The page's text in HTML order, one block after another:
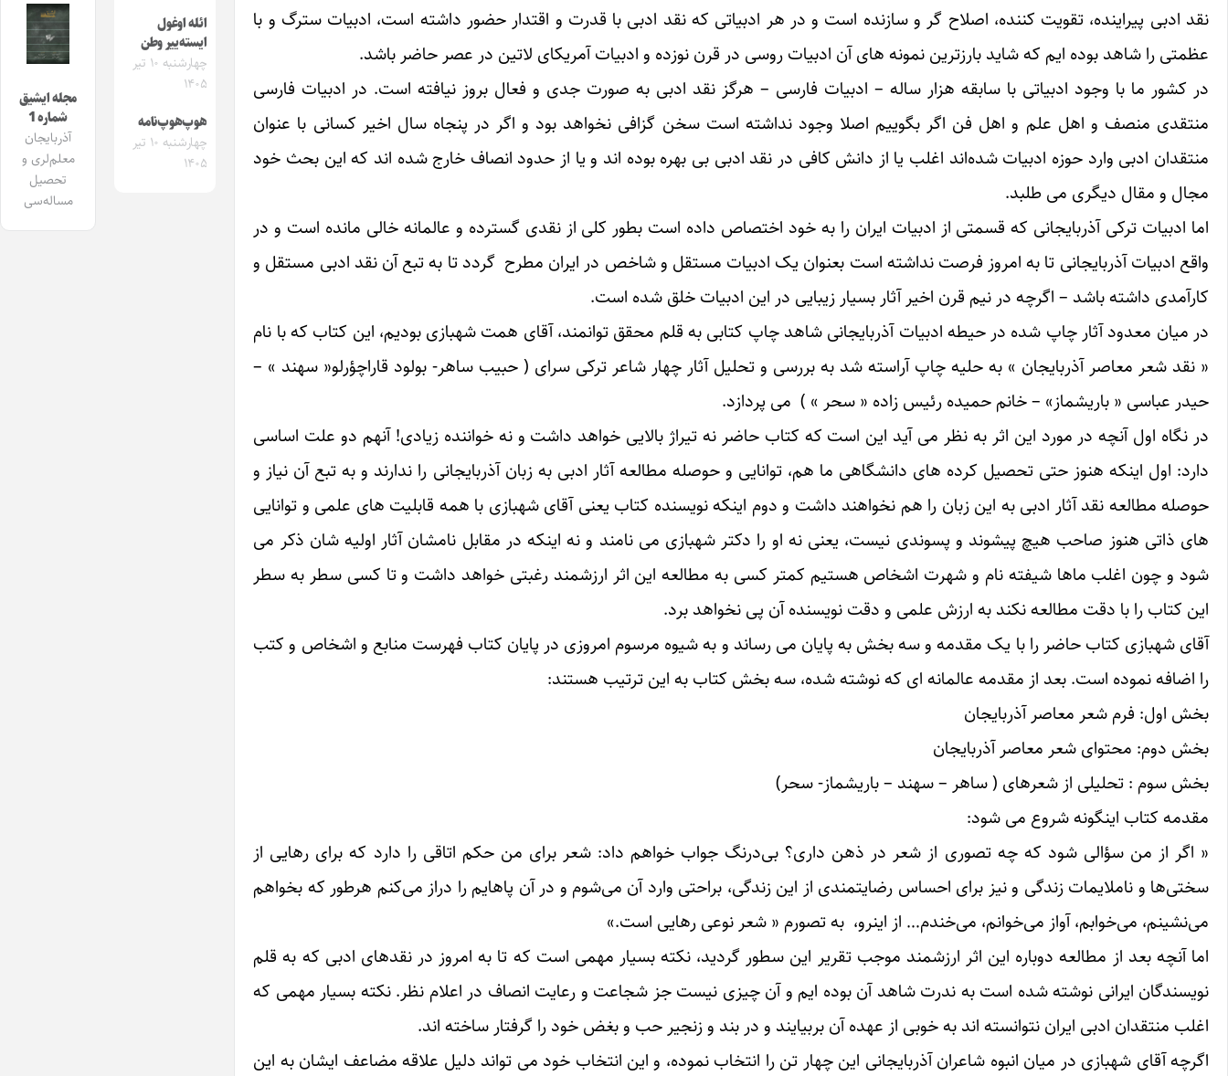
نقد ادبی پیراینده، تقویت کننده، اصلاح گر و سازنده است و در هر ادبیاتی که نقد ادبی با قدرت و اقتدار حضور داشته است، ادبیات سترگ و با
عظمتی را شاهد بوده ایم که شاید بارزترین نمونه های آن ادبیات روسی در قرن نوزده و ادبیات آمریکای لاتین در عصر حاضر باشد.
در کشور ما با وجود ادبیاتی با سابقه هزار ساله – ادبیات فارسی – هرگز نقد ادبی به صورت جدی و فعال بروز نیافته است. در ادبیات فارسی
منتقدی منصف و اهل علم و اهل فن اگر بگوییم اصلا وجود نداشته است سخن گزافی نخواهد بود و اگر در پنجاه سال اخیر کسانی با عنوان
منتقدان ادبی وارد حوزه ادبیات شده‌اند اغلب یا از دانش کافی در نقد ادبی بی بهره بوده اند و یا از حدود انصاف خارج شده اند که این بحث خود
مجال و مقال دیگری می طلبد.
اما ادبیات ترکی آذربایجانی که قسمتی از ادبیات ایران را به خود اختصاص داده است بطور کلی از نقدی گسترده و عالمانه خالی مانده است و در
واقع ادبیات آذربایجانی تا به امروز فرصت نداشته است بعنوان یک ادبیات مستقل و شاخص در ایران مطرح گردد تا به تبع آن نقد ادبی مستقل و
کارآمدی داشته باشد – اگرچه در نیم قرن اخیر آثار بسیار زیبایی در این ادبیات خلق شده است.
در میان معدود آثار چاپ شده در حیطه ادبیات آذربایجانی شاهد چاپ کتابی به قلم محقق توانمند، آقای همت شهبازی بودیم، این کتاب که با نام
« نقد شعر معاصر آذربایجان » به حلیه چاپ آراسته شد به بررسی و تحلیل آثار چهار شاعر ترکی سرای ( حبیب ساهر- بولود قاراچؤرلو« سهند » –
حیدر عباسی « باریشماز» – خانم حمیده رئیس زاده « سحر » ) می پردازد.
در نگاه اول آنچه در مورد این اثر به نظر می آید این است که کتاب حاضر نه تیراژ بالایی خواهد داشت و نه خواننده زیادی! آنهم دو علت اساسی
دارد: اول اینکه هنوز حتی تحصیل کرده های دانشگاهی ما هم، توانایی و حوصله مطالعه آثار ادبی به زبان آذربایجانی را ندارند و به تبع آن نیاز و
حوصله مطالعه نقد آثار ادبی به این زبان را هم نخواهند داشت و دوم اینکه نویسنده کتاب یعنی آقای شهبازی با همه قابلیت های علمی و توانایی
های ذاتی هنوز صاحب هیچ پیشوند و پسوندی نیست، یعنی نه او را دکتر شهبازی می نامند و نه اینکه در مقابل نامشان آثار اولیه شان ذکر می
شود و چون اغلب ماها شیفته نام و شهرت اشخاص هستیم کمتر کسی به مطالعه این اثر ارزشمند رغبتی خواهد داشت و تا کسی سطر به سطر
این کتاب را با دقت مطالعه نکند به ارزش علمی و دقت نویسنده آن پی نخواهد برد.
آقای شهبازی کتاب حاضر را با یک مقدمه و سه بخش به پایان می رساند و به شیوه مرسوم امروزی در پایان کتاب فهرست منابع و اشخاص و کتب
را اضافه نموده است. بعد از مقدمه عالمانه ای که نوشته شده، سه بخش کتاب به این ترتیب هستند:
بخش اول: فرم شعر معاصر آذربایجان
بخش دوم: محتوای شعر معاصر آذربایجان
بخش سوم : تحلیلی از شعرهای ( ساهر – سهند – باریشماز- سحر)
مقدمه کتاب اینگونه شروع می شود:
« اگر از من سؤالی شود که چه تصوری از شعر در ذهن داری؟ بی‌درنگ جواب خواهم داد: شعر برای من حکم اتاقی را دارد که برای رهایی از
سختی‌ها و ناملایمات زندگی و نیز برای احساس رضایتمندی از این زندگی، براحتی وارد آن می‌شوم و در آن پاهایم را دراز می‌کنم هرطور که بخواهم
می‌نشینم، می‌خوابم، آواز می‌خوانم، می‌خندم… از اینرو، به تصورم « شعر نوعی رهایی است.»
اما آنچه بعد از مطالعه دوباره این اثر ارزشمند موجب تقریر این سطور گردید، نکته بسیار مهمی است که تا به امروز در نقدهای ادبی که به قلم
نویسندگان ایرانی نوشته شده است به ندرت شاهد آن بوده ایم و آن چیزی نیست جز شجاعت و رعایت انصاف در اعلام نظر. نکته بسیار مهمی که
اغلب منتقدان ادبی ایران نتوانسته اند به خوبی از عهده آن بربیایند و در بند و زنجیر حب و بغض خود را گرفتار ساخته اند.
اگرچه آقای شهبازی در میان انبوه شاعران آذربایجانی این چهار تن را انتخاب نموده، و این انتخاب خود می تواند دلیل علاقه مضاعف ایشان به این
ائله اوغول
ایسته‌ییر وطن
چهارشنبه ۱۰ تیر
۱۴۰۵
هوپ‌هوپ‌نامه
چهارشنبه ۱۰ تیر
۱۴۰۵
مجله ایشیق
شماره 1
آذربایجان
معلم‌لری و
تحصیل
مساله‌سی